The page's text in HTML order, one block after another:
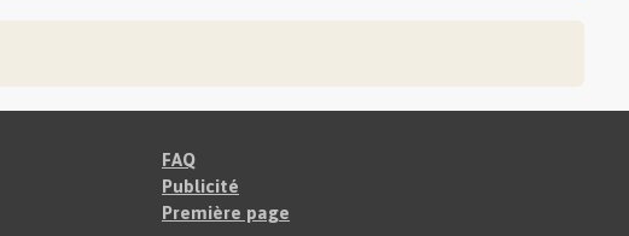
FAQ
Publicité
Première page